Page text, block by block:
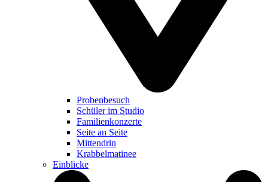
Probenbesuch
Schüler im Studio
Familienkonzerte
Seite an Seite
Mittendrin
Krabbelmatinee
Einblicke